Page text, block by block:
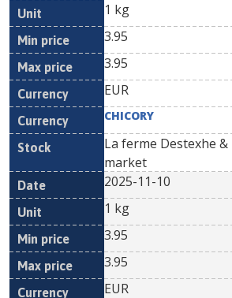
1 kg
3.95
3.95
EUR
CHICORY
La ferme Destexhe &
market
2025-11-10
1 kg
3.95
3.95
EUR